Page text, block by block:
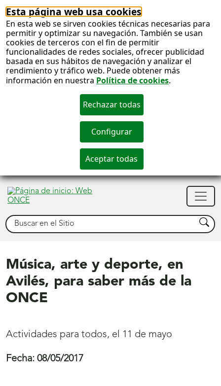
Esta página web usa cookies
En esta web se sirven cookies técnicas necesarias para
permitir y optimizar su navegación. También se usan
cookies de terceros con el fin de permitir
funcionalidades de redes sociales, ofrecer publicidad
basada en sus hábitos de navegación y analizar el
rendimiento y tráfico web. Puede obtener más
información en nuestra Política de cookies.
Buscar Buscar
Música, arte y deporte, en
Avilés, para saber más de la
ONCE
Actividades para todos, el 11 de mayo
Fecha: 08/05/2017